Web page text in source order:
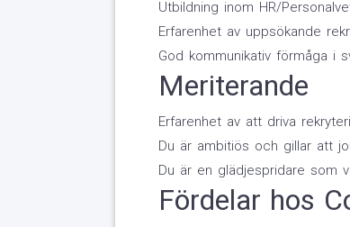
Utbildning inom HR/
Erfarenhet av uppsökande
God kommunikativ förmåga i
Meriterande
Erfarenhet av att driva
Du är ambitiös och gillar att
Du är en glädjespridare som
Fördelar hos